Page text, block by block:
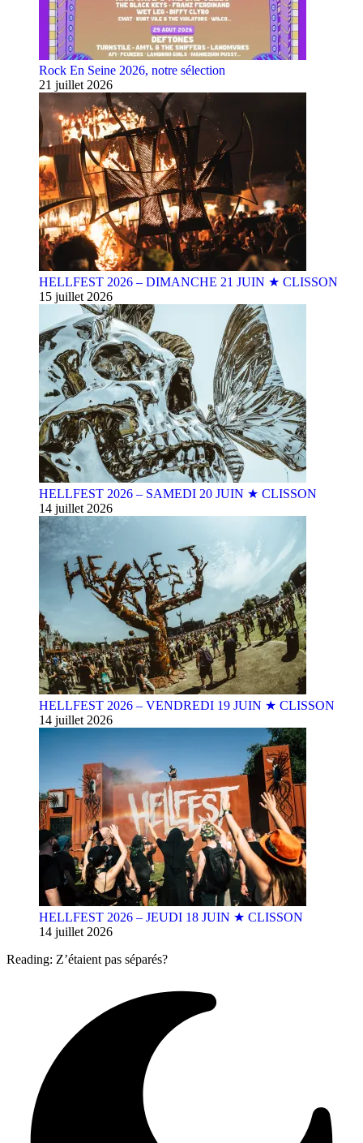
Rock En Seine 2026, notre sélection
21 juillet 2026
HELLFEST 2026 – DIMANCHE 21 JUIN ★ CLISSON
15 juillet 2026
HELLFEST 2026 – SAMEDI 20 JUIN ★ CLISSON
14 juillet 2026
HELLFEST 2026 – VENDREDI 19 JUIN ★ CLISSON
14 juillet 2026
HELLFEST 2026 – JEUDI 18 JUIN ★ CLISSON
14 juillet 2026
Reading: Z’étaient pas séparés?